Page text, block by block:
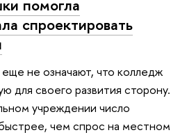
помогла
спроектировать
не означают, что колледж
для своего развития сторону.
учреждении число
чем спрос на местном